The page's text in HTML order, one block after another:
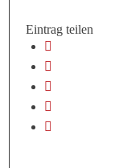
Eintrag teilen